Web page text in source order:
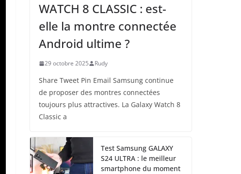
WATCH 8 CLASSIC : est-
elle la montre connectée
Android ultime ?
29 octobre 2025 Rudy
Share Tweet Pin Email Samsung continue
de proposer des montres connectées
toujours plus attractives. La Galaxy Watch 8
Classic a
Test Samsung GALAXY
S24 ULTRA : le meilleur
smartphone du moment